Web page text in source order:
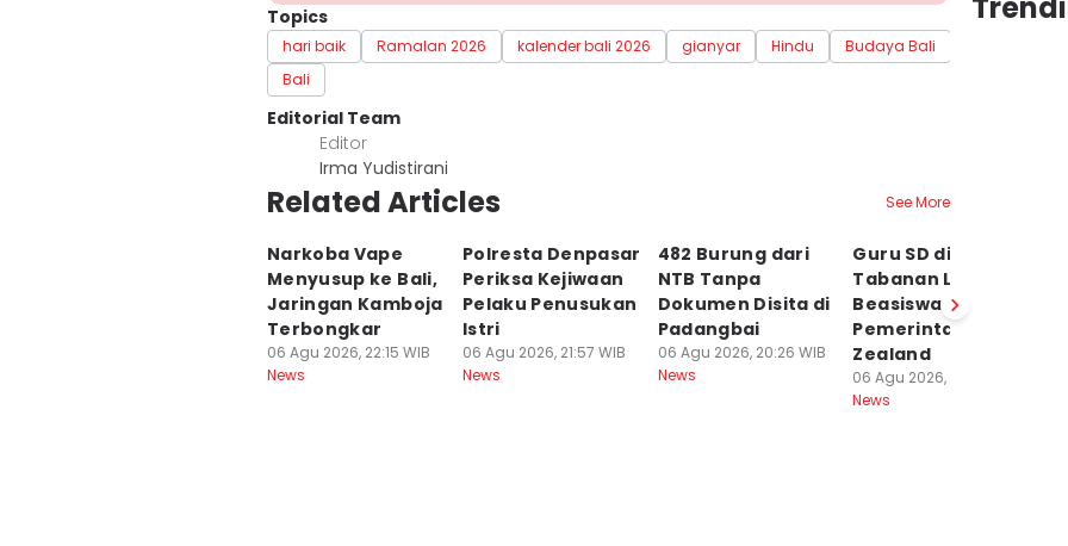
Topics
hari baik Ramalan 2026 kalender bali 2026 gianyar Hindu
Budaya Bali
Bali
Editorial Team
Editor
Irma Yudistirani
Related Articles See More
Narkoba Vape
Menyusup ke Bali,
Jaringan Kamboja
Terbongkar
06 Agu 2026, 22:15 WIB
News
Polresta Denpasar
Periksa Kejiwaan
Pelaku Penusukan
Istri
06 Agu 2026, 21:57 WIB
News
482 Burung dari
NTB Tanpa
Dokumen Disita di
Padangbai
06 Agu 2026, 20:26 WIB
News
Guru SD di
Tabanan Lolos
Beasiswa NZELTO
Pemerintah New
Zealand
06 Agu 2026, 15:56 WIB
News